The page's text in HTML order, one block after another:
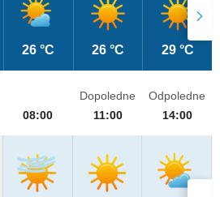
26 °C 26 °C 29 °C
08:00
Dopoledne
11:00
Odpoledne
14:00